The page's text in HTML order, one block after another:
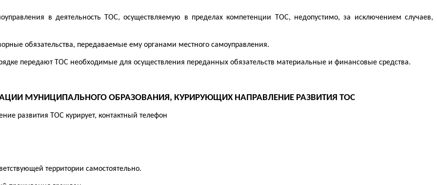
в деятельность ТОС, осуществляемую в пределах компетенции ТОС, недопустимо, за исключением случаев,
обязательства, передаваемые ему органами местного самоуправления.
передают ТОС необходимые для осуществления переданных обязательств материальные и финансовые средства.
МУНИЦИПАЛЬНОГО ОБРАЗОВАНИЯ, КУРИРУЮЩИХ НАПРАВЛЕНИЕ РАЗВИТИЯ ТОС
развития ТОС курирует, контактный телефон
территории самостоятельно.